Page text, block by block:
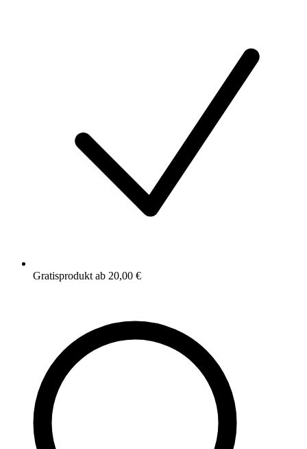
Gratisprodukt ab 20,00 €